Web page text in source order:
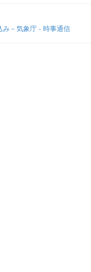
み－気象庁 - 時事通信